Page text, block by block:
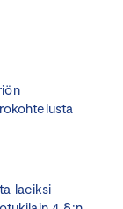
laeiksi